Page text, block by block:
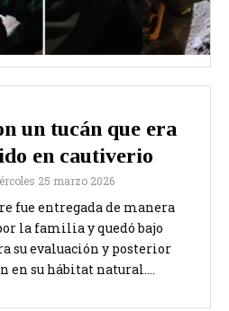
un tucán que era
en cautiverio
25 marzo 2026
fue entregada de manera
la familia y quedó bajo
su evaluación y posterior
en su hábitat natural....